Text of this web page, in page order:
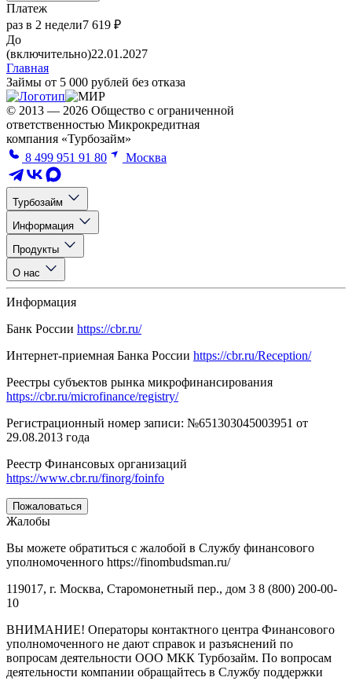
Платеж
раз в 2 недели7 619 ₽
До
(включительно)22.01.2027
Главная
Займы от 5 000 рублей без отказа
© 2013 — 2026 Общество с ограниченной
ответственностью Микрокредитная
компания «Турбозайм»
8 499 951 91 80
Москва
Турбозайм
Информация
Продукты
О нас
Информация
Банк России https://cbr.ru/
Интернет-приемная Банка России https://cbr.ru/Reception/
Реестры субъектов рынка микрофинансирования
https://cbr.ru/microfinance/registry/
Регистрационный номер записи: №651303045003951 от
29.08.2013 года
Реестр Финансовых организаций
https://www.cbr.ru/finorg/foinfo
Пожаловаться
Жалобы
Вы можете обратиться с жалобой в Службу финансового
уполномоченного https://finombudsman.ru/
119017, г. Москва, Старомонетный пер., дом 3 8 (800) 200-00-
10
ВНИМАНИЕ! Операторы контактного центра Финансового
уполномоченного не дают справок и разъяснений по
вопросам деятельности ООО МКК Турбозайм. По вопросам
деятельности компании обращайтесь в Службу поддержки